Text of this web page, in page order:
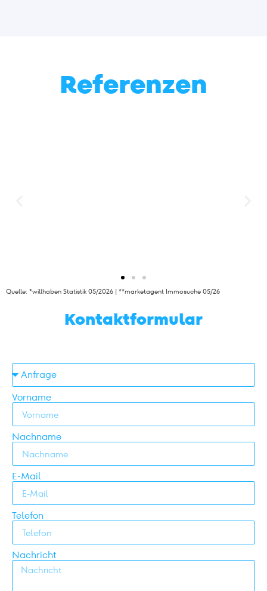
Referenzen
Immobilienwirtschaft! Diesem
Motto folgend verbindet uns
willhaben eine erfolgreiche
Quelle: *willhaben Statistik 05/2026 | **marketagent Immosuche 05/26
Kontaktformular
Vorname
Nachname
E-Mail
Telefon
Nachricht